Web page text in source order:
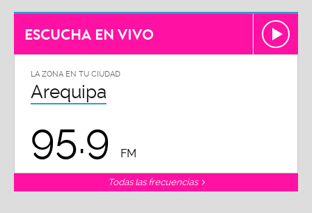
ESCUCHA EN VIVO
LA ZONA EN TU CIUDAD
Arequipa
95.9 FM
Todas las frecuencias